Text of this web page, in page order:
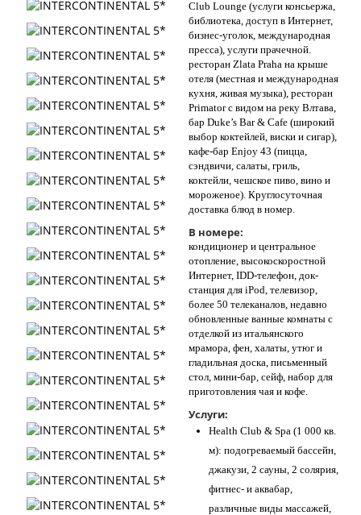
Club Lounge (услуги консьержа,
библиотека, доступ в Интернет,
бизнес-уголок, международная
пресса), услуги прачечной.
ресторан Zlata Praha на крыше
отеля (местная и международная
кухня, живая музыка), ресторан
Primator с видом на реку Влтава,
бар Duke’s Bar & Cafe (широкий
выбор коктейлей, виски и сигар),
кафе-бар Enjoy 43 (пицца,
сэндвичи, салаты, гриль,
коктейли, чешское пиво, вино и
мороженое). Круглосуточная
доставка блюд в номер.
В номере:
кондиционер и центральное
отопление, высокоскоростной
Интернет, IDD-телефон, док-
станция для iPod, телевизор,
более 50 телеканалов, недавно
обновленные ванные комнаты с
отделкой из итальянского
мрамора, фен, халаты, утюг и
гладильная доска, письменный
стол, мини-бар, сейф, набор для
приготовления чая и кофе.
Услуги:
Health Club & Spa (1 000 кв.
м): подогреваемый бассейн,
джакузи, 2 сауны, 2 солярия,
фитнес- и аквабар,
различные виды массажей,